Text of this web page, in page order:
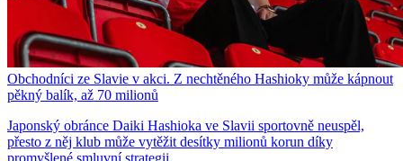
Obchodníci ze Slavie v akci. Z nechtěného Hashioky může kápnout
pěkný balík, až 70 milionů
Japonský obránce Daiki Hashioka ve Slavii sportovně neuspěl,
přesto z něj klub může vytěžit desítky milionů korun díky